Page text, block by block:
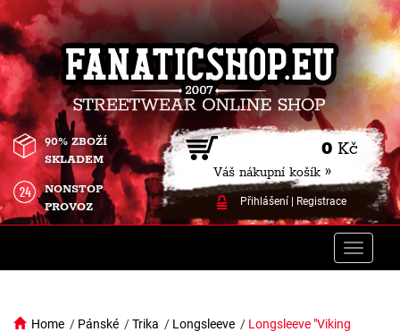
0 Kč
Váš nákupní košík »
Přihlášení| Registrace
90% ZBOŽÍ
SKLADEM
NONSTOP
PROVOZ
Toggle
Home / Pánské /Trika / Longsleeve / Longsleeve "Viking